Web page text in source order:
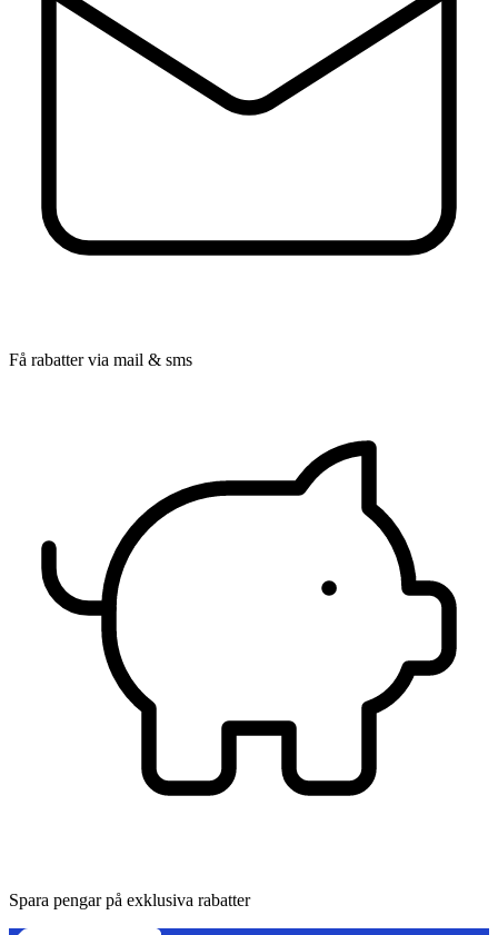
Få rabatter via mail & sms
Spara pengar på exklusiva rabatter